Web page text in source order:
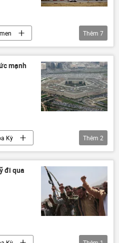
Gaza
Israel
Đông
Thêm 7
mạnh
Kỳ
Đông
Thêm 2
đi qua